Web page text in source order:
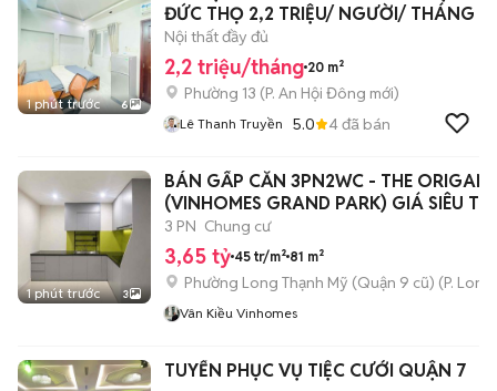
1 phút trước 6
ĐỨC THỌ 2,2 TRIỆU/ NGƯỜI/ THÁNG
Nội thất đầy đủ
2,2 triệu/tháng 20 m²
Phường 13 (P. An Hội Đông mới)
Lê Thanh Truyền 5.0 4đã bán
1 phút trước 3
BÁN GẤP CĂN 3PN2WC - THE ORIGAMI
(VINHOMES GRAND PARK) GIÁ SIÊU
3 PN Chung cư
3,65 tỷ 45 tr/m² 81 m²
Phường Long Thạnh Mỹ (Quận 9 cũ) (P.
Vân Kiều Vinhomes
TUYỂN PHỤC VỤ TIỆC CƯỚI QUẬN 7